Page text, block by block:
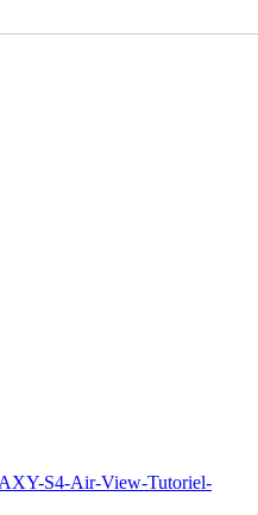
S4-Air-View-Tutoriel-